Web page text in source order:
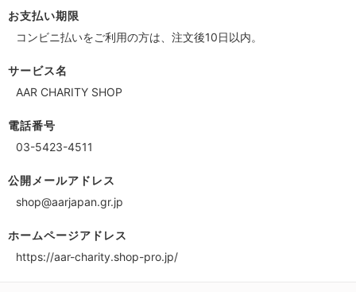
お支払い期限
コンビニ払いをご利用の方は、注文後10日以内。
サービス名
AAR CHARITY SHOP
電話番号
03-5423-4511
公開メールアドレス
shop@aarjapan.gr.jp
ホームページアドレス
https://aar-charity.shop-pro.jp/